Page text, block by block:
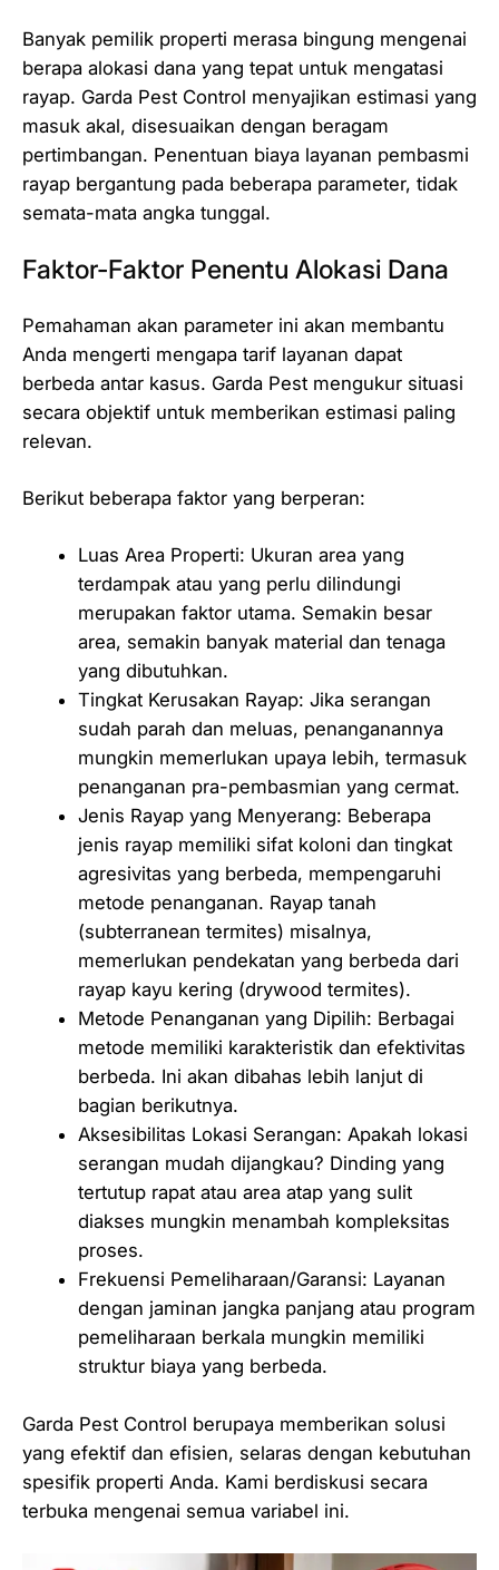
Banyak pemilik properti merasa bingung mengenai
berapa alokasi dana yang tepat untuk mengatasi
rayap. Garda Pest Control menyajikan estimasi yang
masuk akal, disesuaikan dengan beragam
pertimbangan. Penentuan biaya layanan pembasmi
rayap bergantung pada beberapa parameter, tidak
semata-mata angka tunggal.
Faktor-Faktor Penentu Alokasi Dana
Pemahaman akan parameter ini akan membantu
Anda mengerti mengapa tarif layanan dapat
berbeda antar kasus. Garda Pest mengukur situasi
secara objektif untuk memberikan estimasi paling
relevan.
Berikut beberapa faktor yang berperan:
Luas Area Properti: Ukuran area yang
terdampak atau yang perlu dilindungi
merupakan faktor utama. Semakin besar
area, semakin banyak material dan tenaga
yang dibutuhkan.
Tingkat Kerusakan Rayap: Jika serangan
sudah parah dan meluas, penanganannya
mungkin memerlukan upaya lebih, termasuk
penanganan pra-pembasmian yang cermat.
Jenis Rayap yang Menyerang: Beberapa
jenis rayap memiliki sifat koloni dan tingkat
agresivitas yang berbeda, mempengaruhi
metode penanganan. Rayap tanah
(subterranean termites) misalnya,
memerlukan pendekatan yang berbeda dari
rayap kayu kering (drywood termites).
Metode Penanganan yang Dipilih: Berbagai
metode memiliki karakteristik dan efektivitas
berbeda. Ini akan dibahas lebih lanjut di
bagian berikutnya.
Aksesibilitas Lokasi Serangan: Apakah lokasi
serangan mudah dijangkau? Dinding yang
tertutup rapat atau area atap yang sulit
diakses mungkin menambah kompleksitas
proses.
Frekuensi Pemeliharaan/Garansi: Layanan
dengan jaminan jangka panjang atau program
pemeliharaan berkala mungkin memiliki
struktur biaya yang berbeda.
Garda Pest Control berupaya memberikan solusi
yang efektif dan efisien, selaras dengan kebutuhan
spesifik properti Anda. Kami berdiskusi secara
terbuka mengenai semua variabel ini.